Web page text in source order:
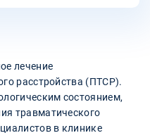
лечение
расстройства (ПТСР).
состоянием,
травматического
в клинике